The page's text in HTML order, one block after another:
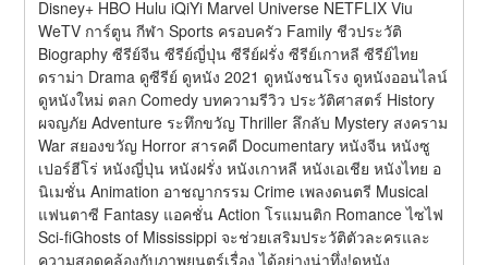
Disney+ HBO Hulu iQiYi Marvel Universe NETFLIX Viu
WeTV การ์ตูน กีฬา Sports ครอบครัว Family ชีวประวัติ
Biography ซีรีย์จีน ซีรีย์ญี่ปุ่น ซีรีย์ฝรั่ง ซีรีย์เกาหลี ซีรีย์ไทย
ดราม่า Drama ดูซีรีย์ ดูหนัง 2021 ดูหนังชนโรง ดูหนังออนไลน์
ดูหนังใหม่ ตลก Comedy บทความรีวิว ประวัติศาสตร์ History
ผจญภัย Adventure ระทึกขวัญ Thriller ลึกลับ Mystery สงคราม
War สยองขวัญ Horror สารคดี Documentary หนังจีน หนังซู
เปอร์ฮีโร่ หนังญี่ปุ่น หนังฝรั่ง หนังเกาหลี หนังเอเชีย หนังไทย อ
นิเมชั่น Animation อาชญากรรม Crime เพลงดนตรี Musical
แฟนตาซี Fantasy แอคชั่น Action โรแมนติก Romance ไซไฟ
Sci-fiGhosts of Mississippi จะช่วยเสริมประวัติตัวละครและ
ความสอดคล้องกับภาพยนตร์เรื่อง ได้อย่างน่าทึ่ง!ดูหนัง